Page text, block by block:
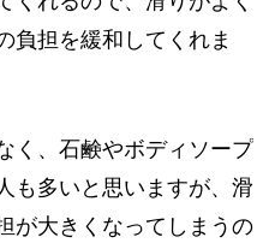
負担を緩和してくれま
く、石鹸やボディソープ
も多いと思いますが、滑
が大きくなってしまうの